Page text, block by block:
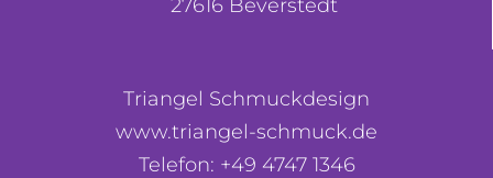
27616 Beverstedt
Triangel Schmuckdesign
www.triangel-schmuck.de
Telefon: +49 4747 1346